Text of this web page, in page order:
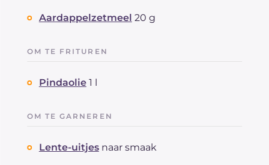
Aardappelzetmeel 20 g
OM TE FRITUREN
Pindaolie 1 l
OM TE GARNEREN
Lente-uitjes naar smaak